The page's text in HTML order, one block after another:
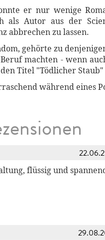
er nur wenige
als Autor aus der
abbrechen zu lassen.
gehörte zu
machten - wenn
Titel "Tödlicher Staub"
während eines
flüssig und